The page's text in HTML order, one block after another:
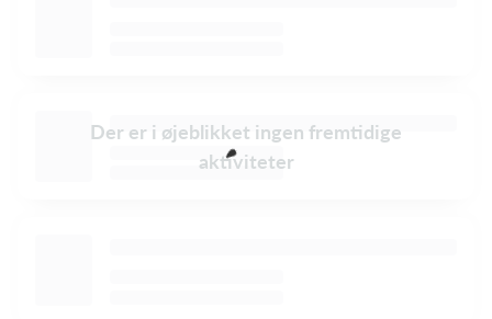
Der er i øjeblikket ingen fremtidige
aktiviteter